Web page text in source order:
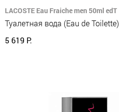
LACOSTE Eau Fraiche men 50ml edT
Туалетная вода (Eau de Toilette)
5 619 Р.